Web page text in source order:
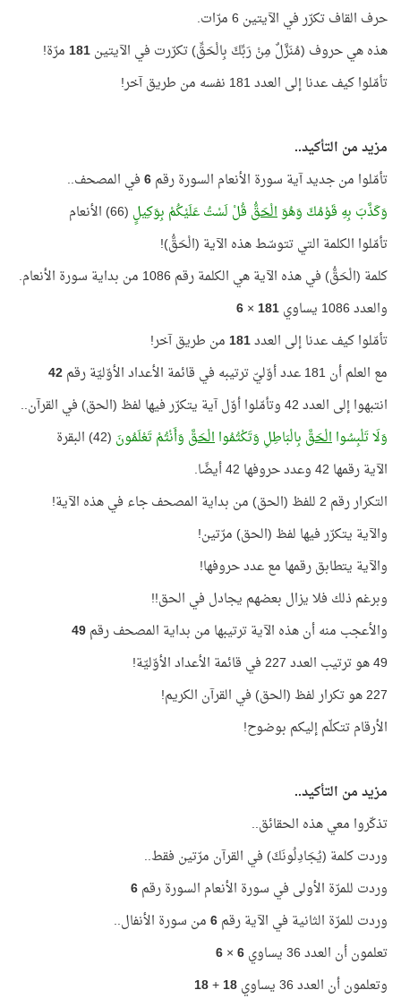
حرف القاف تكرّر في الآيتين 6 مرّات.
هذه هي حروف (مُنَزَّلٌ مِنْ رَبِّكَ بِالْحَقِّ) تكرّرت في الآيتين181مرّة!
تأمّلوا كيف عدنا إلى العدد 181 نفسه من طريق آخر!
مزيد من التأكيد..
تأمّلوا من جديد آية سورة الأنعام السورة رقم6في المصحف..
وَكَذَّبَ بِهِ قَوْمُكَ وَهُوَالْحَقُّ قُلْ لَسْتُ عَلَيْكُمْ بِوَكِيلٍ (66) الأنعام
تأمّلوا الكلمة التي تتوسّط هذه الآية (الْحَقُّ)!
كلمة (الْحَقُّ) في هذه الآية هي الكلمة رقم 1086 من بداية سورة الأنعام.
والعدد 1086 يساوي
181
×
6
تأمّلوا كيف عدنا إلى العدد181من طريق آخر!
مع العلم أن 181 عدد أوّليّ ترتيبه في قائمة الأعداد الأوّليّة رقم
42
انتبهوا إلى العدد 42 وتأمّلوا أوّل آية يتكرّر فيها لفظ (الحق) في القرآن..
وَلَا تَلْبِسُواالْحَقَّ بِالْبَاطِلِ وَتَكْتُمُواالْحَقَّ وَأَنْتُمْ تَعْلَمُونَ (42) البقرة
الآية رقمها 42 وعدد حروفها 42 أيضًا.
التكرار رقم 2 للفظ (الحق) من بداية المصحف جاء في هذه الآية!
والآية يتكرّر فيها لفظ (الحق) مرّتين!
والآية يتطابق رقمها مع عدد حروفها!
وبرغم ذلك فلا يزال بعضهم يجادل في الحق!!
والأعجب منه أن هذه الآية ترتيبها من بداية المصحف رقم49
49 هو ترتيب العدد 227 في قائمة الأعداد الأوّليّة!
227 هو تكرار لفظ (الحق) في القرآن الكريم!
الأرقام تتكلّم إليكم بوضوح!
مزيد من التأكيد..
تذكّروا معي هذه الحقائق..
وردت كلمة (يُجَادِلُونَكَ) في القرآن مرّتين فقط..
وردت للمرّة الأولى في سورة الأنعام السورة رقم6
وردت للمرّة الثانية في الآية رقم6من سورة الأنفال..
تعلمون أن العدد 36 يساوي
6
×
6
وتعلمون أن العدد 36 يساوي
18
+
18